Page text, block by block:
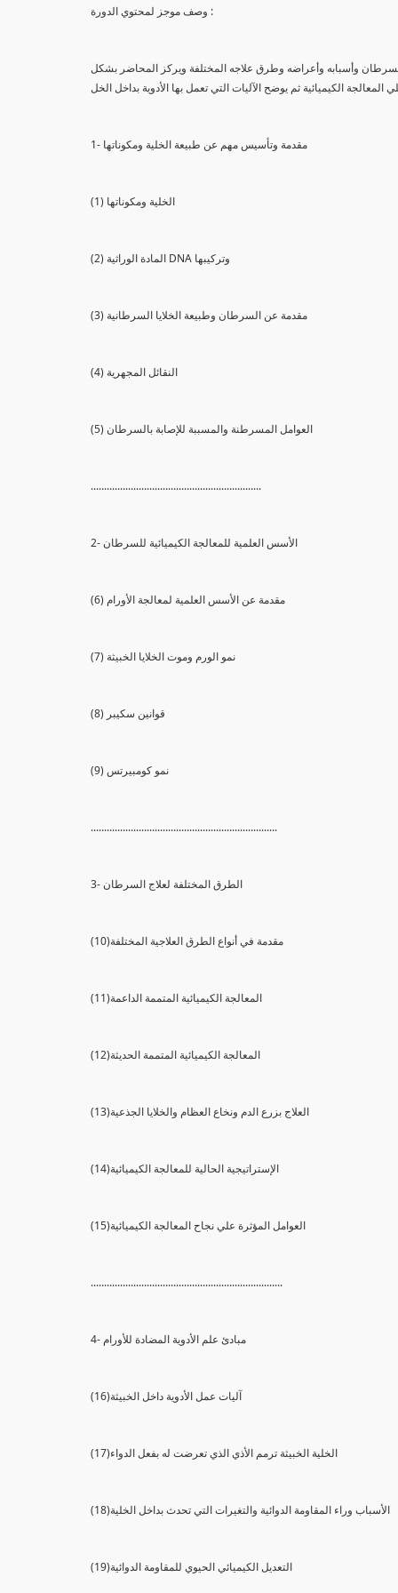
وصف موجز لمحتوي الدورة :
وأسبابه وأعراضه وطرق علاجه المختلفة ويركز المحاضر بشكل
المعالجة الكيميائية ثم يوضح الآليات التي تعمل بها الأدوية بداخل الخل
1- مقدمة وتأسيس مهم عن طبيعة الخلية ومكوناتها
(1) الخلية ومكوناتها
(2) المادة الوراثية DNA وتركيبها
(3) مقدمة عن السرطان وطبيعة الخلايا السرطانية
(4) النقائل المجهرية
(5) العوامل المسرطنة والمسببة للإصابة بالسرطان
................................................................
2- الأسس العلمية للمعالجة الكيميائية للسرطان
(6) مقدمة عن الأسس العلمية لمعالجة الأورام
(7) نمو الورم وموت الخلايا الخبيثة
(8) قوانين سكيبر
(9) نمو كومبيرتس
......................................................................
3- الطرق المختلفة لعلاج السرطان
(10)مقدمة في أنواع الطرق العلاجية المختلفة
(11)المعالجة الكيميائية المتممة الداعمة
(12)المعالجة الكيميائية المتممة الحديثة
(13)العلاج بزرع الدم ونخاع العظام والخلايا الجذعية
(14)الإستراتيجية الحالية للمعالجة الكيميائية
(15)العوامل المؤثرة علي نجاح المعالجة الكيميائية
........................................................................
4- مبادئ علم الأدوية المضادة للأورام
(16)آليات عمل الأدوية داخل الخبيثة
(17)الخلية الخبيثة ترمم الأذي الذي تعرضت له بفعل الدواء
(18)الأسباب وراء المقاومة الدوائية والتغيرات التي تحدث بداخل الخلية
(19)التعديل الكيميائي الحيوي للمقاومة الدوائية